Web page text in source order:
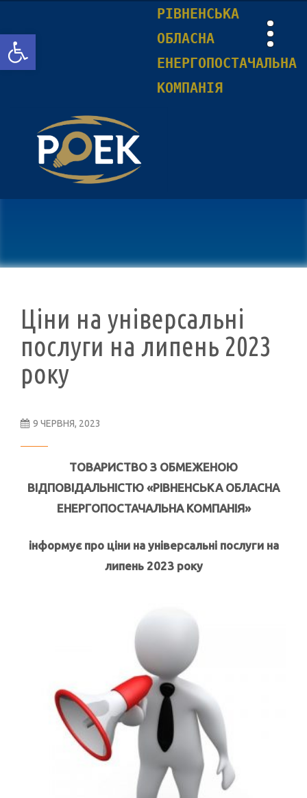
Відкрити Панель інструментів
РІВНЕНСЬКА
ОБЛАСНА
ЕНЕРГОПОСТАЧАЛЬНА
КОМПАНІЯ
Ціни на універсальні
послуги на липень 2023
року
9 ЧЕРВНЯ, 2023
ТОВАРИСТВО З ОБМЕЖЕНОЮ
ВІДПОВІДАЛЬНІСТЮ «РІВНЕНСЬКА ОБЛАСНА
ЕНЕРГОПОСТАЧАЛЬНА КОМПАНІЯ»
інформує про ціни на універсальні послуги на
липень 2023 року